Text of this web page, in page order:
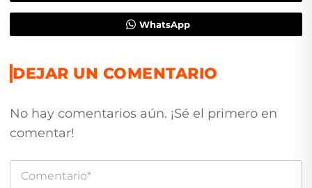
WhatsApp
DEJAR UN COMENTARIO
No hay comentarios aún. ¡Sé el primero en
comentar!